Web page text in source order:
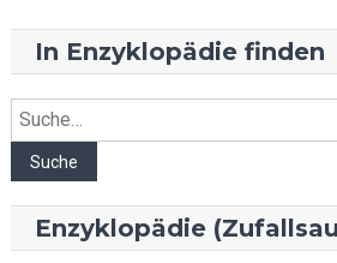
In Enzyklopädie finden
Suche
Suche
Enzyklopädie